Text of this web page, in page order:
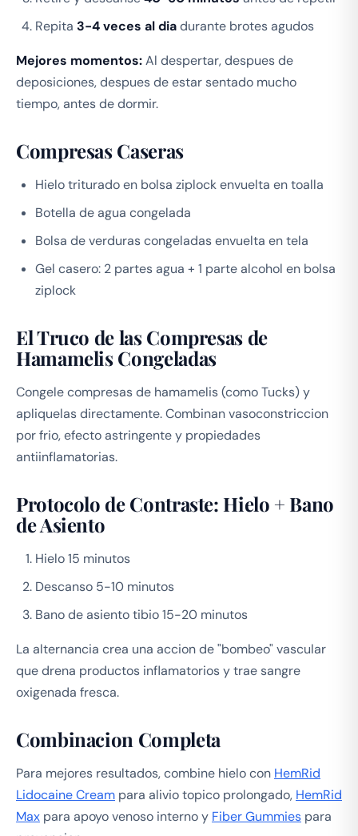
Repita 3-4 veces al diadurante brotes agudos
Mejores momentos:Al despertar, despues de
deposiciones, despues de estar sentado mucho
tiempo, antes de dormir.
Compresas Caseras
Hielo triturado en bolsa ziplock envuelta en toalla
Botella de agua congelada
Bolsa de verduras congeladas envuelta en tela
Gel casero: 2 partes agua + 1 parte alcohol en bolsa
ziplock
El Truco de las Compresas de
Hamamelis Congeladas
Congele compresas de hamamelis (como Tucks) y
apliquelas directamente. Combinan vasoconstriccion
por frio, efecto astringente y propiedades
antiinflamatorias.
Protocolo de Contraste: Hielo + Bano
de Asiento
Hielo 15 minutos
Descanso 5-10 minutos
Bano de asiento tibio 15-20 minutos
La alternancia crea una accion de "bombeo" vascular
que drena productos inflamatorios y trae sangre
oxigenada fresca.
Combinacion Completa
Para mejores resultados, combine hielo con HemRid
Lidocaine Cream para alivio topico prolongado, HemRid
Max para apoyo venoso interno y Fiber Gummies para